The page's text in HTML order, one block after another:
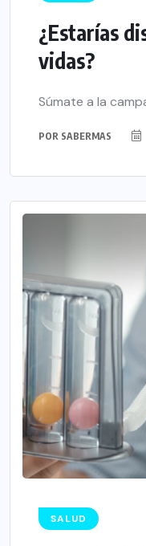
¿Estarías
vidas?
Súmate a la
POR SABERMAS
SALUD